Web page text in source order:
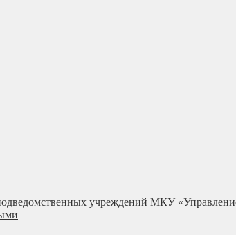
учреждений МКУ